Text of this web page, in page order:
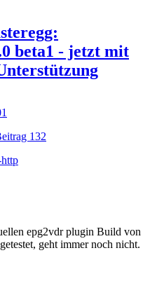
beta1 - jetzt mit
132
epg2vdr plugin Build von
geht immer noch nicht.